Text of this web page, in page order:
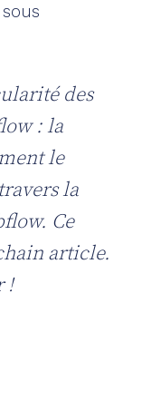
des
: la
le
la
Ce
article.
!